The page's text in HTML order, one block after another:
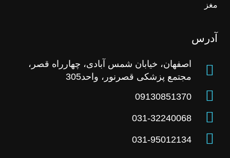
مغز
آدرس
اصفهان، خیابان شمس آبادی، چهارراه قصر،
مجتمع پزشکی قصرنور، واحد305
09130851370
031-32240068
031-95012134